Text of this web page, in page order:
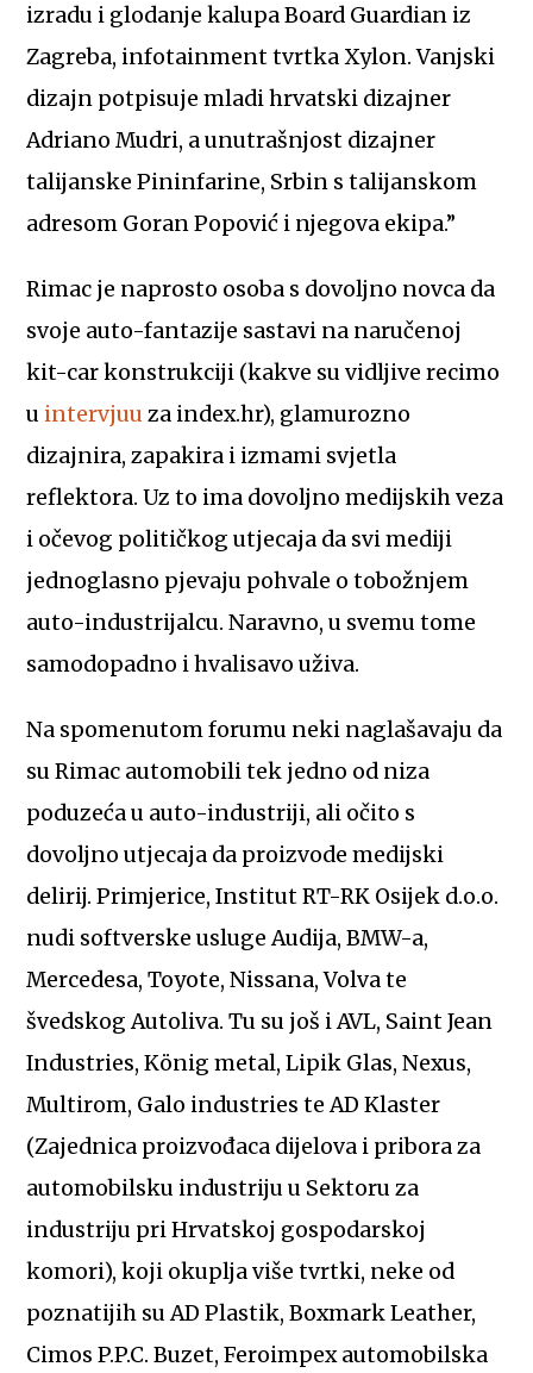
izradu i glodanje kalupa Board Guardian iz
Zagreba, infotainment tvrtka Xylon. Vanjski
dizajn potpisuje mladi hrvatski dizajner
Adriano Mudri, a unutrašnjost dizajner
talijanske Pininfarine, Srbin s talijanskom
adresom Goran Popović i njegova ekipa.”
Rimac je naprosto osoba s dovoljno novca da
svoje auto-fantazije sastavi na naručenoj
kit-car konstrukciji (kakve su vidljive recimo
u intervjuu za index.hr), glamurozno
dizajnira, zapakira i izmami svjetla
reflektora. Uz to ima dovoljno medijskih veza
i očevog političkog utjecaja da svi mediji
jednoglasno pjevaju pohvale o tobožnjem
auto-industrijalcu. Naravno, u svemu tome
samodopadno i hvalisavo uživa.
Na spomenutom forumu neki naglašavaju da
su Rimac automobili tek jedno od niza
poduzeća u auto-industriji, ali očito s
dovoljno utjecaja da proizvode medijski
delirij. Primjerice, Institut RT-RK Osijek d.o.o.
nudi softverske usluge Audija, BMW-a,
Mercedesa, Toyote, Nissana, Volva te
švedskog Autoliva. Tu su još i AVL, Saint Jean
Industries, König metal, Lipik Glas, Nexus,
Multirom, Galo industries te AD Klaster
(Zajednica proizvođaca dijelova i pribora za
automobilsku industriju u Sektoru za
industriju pri Hrvatskoj gospodarskoj
komori), koji okuplja više tvrtki, neke od
poznatijih su AD Plastik, Boxmark Leather,
Cimos P.P.C. Buzet, Feroimpex automobilska